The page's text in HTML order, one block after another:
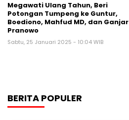
Megawati Ulang Tahun, Beri
Potongan Tumpeng ke Guntur,
Boediono, Mahfud MD, dan Ganjar
Pranowo
Sabtu, 25 Januari 2025 - 10:04 WIB
BERITA POPULER